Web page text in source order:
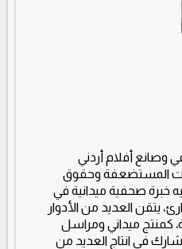
أفلام أردني
المستضعفة وحقوق
خبرة صحفية ميدانية في
يتقن العديد من الأدوار
كمنتج ميداني ومراسل
في انتاج العديد من